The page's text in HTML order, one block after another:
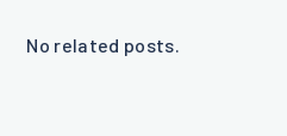
No related posts.